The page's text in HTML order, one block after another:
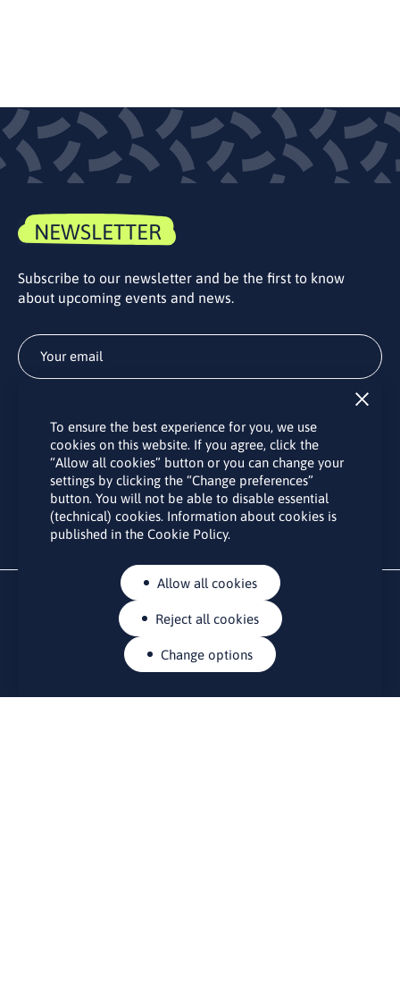
NEWSLETTER
Subscribe to our newsletter and be the first to know
about upcoming events and news.
By subscribing to the LINO office newsletter, you agree to the
processing of your personal data as set out in the “Privacy
Policy“.
To ensure the best experience for you, we use
cookies on this website. If you agree, click the
“Allow all cookies” button or you can change your
settings by clicking the “Change preferences”
button. You will not be able to disable essential
(technical) cookies. Information about cookies is
published in the Cookie Policy.
Allow all cookies
Reject all cookies
Change options